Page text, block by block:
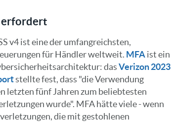
erfordert
v4 ist eine der umfangreichsten,
für Händler weltweit. MFAist ein
dasVerizon 2023
stellte fest, dass "die Verwendung
letzten fünf Jahren zum beliebtesten
wurde". MFA hätte viele - wenn
die mit gestohlenen